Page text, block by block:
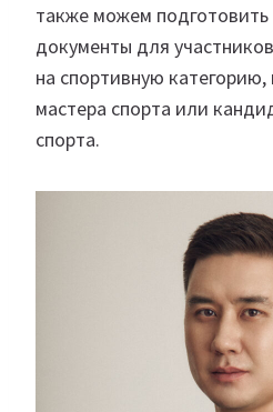
также можем
документы для
на спортивную
мастера спорта или
спорта.